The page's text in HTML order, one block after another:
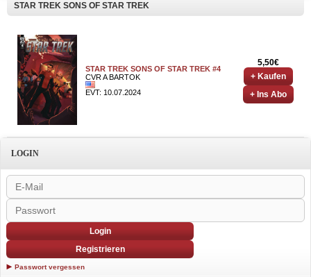
STAR TREK SONS OF STAR TREK
STAR TREK SONS OF STAR TREK #4
CVR A BARTOK
EVT: 10.07.2024
5,50€
+ Kaufen
+ Ins Abo
LOGIN
Login
Registrieren
Passwort vergessen